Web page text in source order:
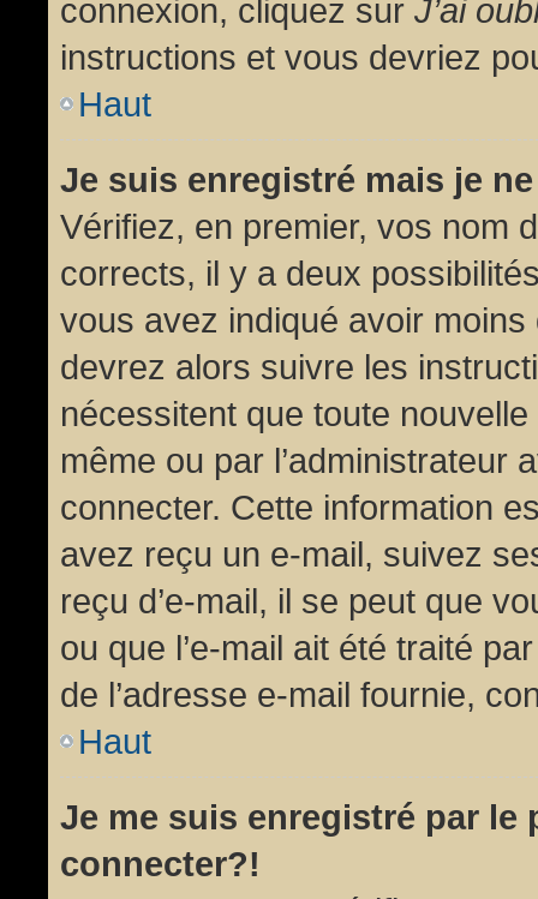
connexion, cliquez sur J’ai
instructions et vous devriez
Haut
Je suis enregistré mais je
Vérifiez, en premier, vos nom
corrects, il y a deux
vous avez indiqué avoir
devrez alors suivre les
nécessitent que toute
même ou par l’administrateur
connecter. Cette information
avez reçu un e-mail, suivez
reçu d’e-mail, il se peut que
ou que l’e-mail ait été traité
de l’adresse e-mail fournie,
Haut
Je me suis enregistré par le
connecter?!